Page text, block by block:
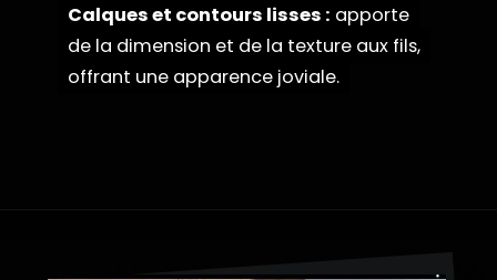
Calques et contours lisses : apporte
de la dimension et de la texture aux fils,
offrant une apparence joviale.
Calques et contours lisses : apporte
de la dimension et de la texture aux fils,
offrant une apparence joviale.